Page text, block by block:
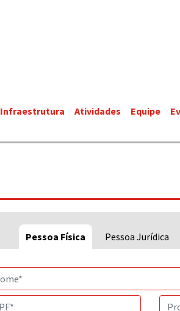
Infraestrutura Atividades Equipe
Pessoa Física Pessoa Jurídica